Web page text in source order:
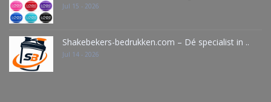
Jul 15 - 2026
Shakebekers-bedrukken.com – Dé specialist in ..
Jul 14 - 2026